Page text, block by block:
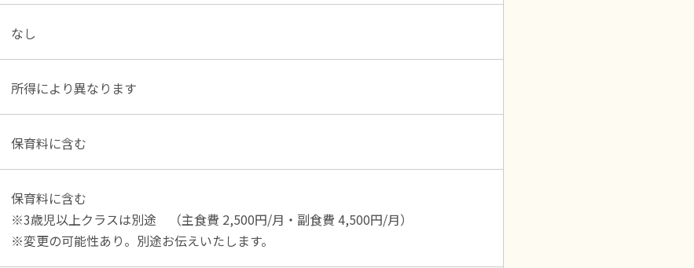
なし
所得により異なります
保育料に含む
保育料に含む
※3歳児以上クラスは別途 （主食費 2,500円/月・副食費 4,500円/月）
※変更の可能性あり。別途お伝えいたします。